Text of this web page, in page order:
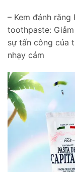
– Kem đánh
toothpaste:
sự tấn công của
nhạy cảm